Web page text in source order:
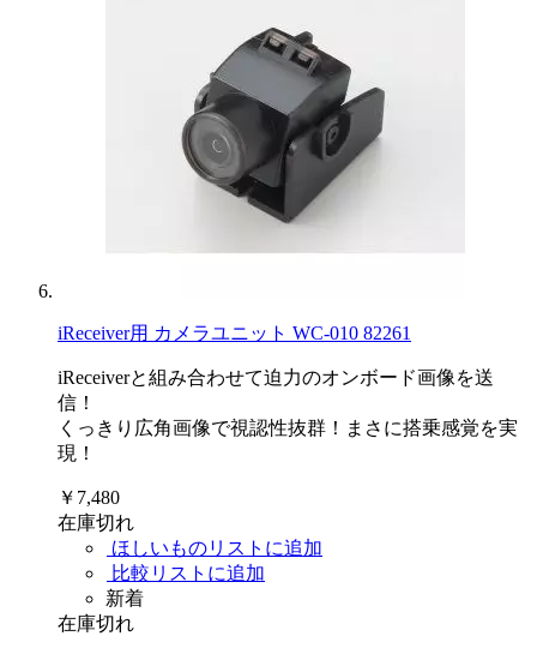
iReceiver用 カメラユニット WC-010 82261
iReceiverと組み合わせて迫力のオンボード画像を送
信！
くっきり広角画像で視認性抜群！まさに搭乗感覚を実
現！
￥7,480
在庫切れ
ほしいものリストに追加
比較リストに追加
新着
在庫切れ